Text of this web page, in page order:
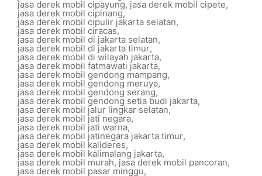
jasa derek mobil cipayung, jasa derek mobil cipete,
jasa derek mobil cipinang,
jasa derek mobil cipulir jakarta selatan,
jasa derek mobil ciracas,
jasa derek mobil di jakarta selatan,
jasa derek mobil di jakarta timur,
jasa derek mobil di wilayah jakarta,
jasa derek mobil fatmawati jakarta,
jasa derek mobil gendong mampang,
jasa derek mobil gendong meruya,
jasa derek mobil gendong serang,
jasa derek mobil gendong setia budi jakarta,
jasa derek mobil jalur lingkar selatan,
jasa derek mobil jati negara,
jasa derek mobil jati warna,
jasa derek mobil jatinegara jakarta timur,
jasa derek mobil kalideres,
jasa derek mobil kalimalang jakarta,
jasa derek mobil murah, jasa derek mobil pancoran,
jasa derek mobil pasar minggu,